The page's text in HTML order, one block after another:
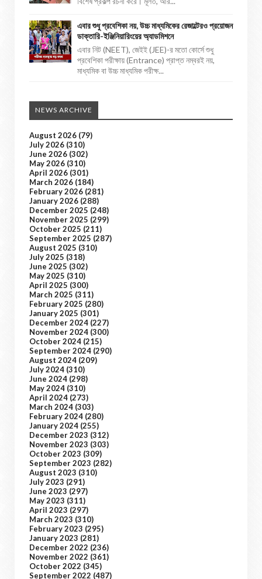
এবার শুধু প্রবেশিকা নয়, উচ্চ মাধ্যমিকের রেজাল্টেরও প্রয়োজন
ডাক্তারি-ইঞ্জিনিয়ারিংয়ের অ্যাডমিশনে
এবার নিট (NEET), জেইই (JEE)-র মতো কোর্সে শুধু
প্রবেশিকা পরীক্ষায় (Entrance) প্রাপ্ত নম্বরই নয়,
মাধ্যমিক বা উচ্চ মাধ্যমিক পরীক্ষ...
NEWS ARCHIVE
August 2026 (79)
July 2026 (310)
June 2026 (302)
May 2026 (310)
April 2026 (301)
March 2026 (184)
February 2026 (281)
January 2026 (288)
December 2025 (248)
November 2025 (299)
October 2025 (211)
September 2025 (287)
August 2025 (310)
July 2025 (318)
June 2025 (302)
May 2025 (310)
April 2025 (300)
March 2025 (311)
February 2025 (280)
January 2025 (301)
December 2024 (227)
November 2024 (300)
October 2024 (215)
September 2024 (290)
August 2024 (209)
July 2024 (310)
June 2024 (298)
May 2024 (310)
April 2024 (273)
March 2024 (303)
February 2024 (280)
January 2024 (255)
December 2023 (312)
November 2023 (303)
October 2023 (309)
September 2023 (282)
August 2023 (310)
July 2023 (291)
June 2023 (297)
May 2023 (311)
April 2023 (297)
March 2023 (310)
February 2023 (295)
January 2023 (281)
December 2022 (236)
November 2022 (361)
October 2022 (345)
September 2022 (487)